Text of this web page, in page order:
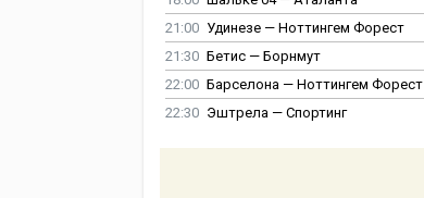
21:00 Удинезе — Ноттингем Форест
21:30 Бетис — Борнмут
22:00 Барселона — Ноттингем Форест
22:30 Эштрела — Спортинг